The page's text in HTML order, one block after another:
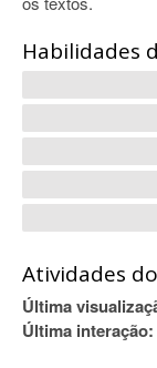
Habilidades
Atividades
Última
Última interação: